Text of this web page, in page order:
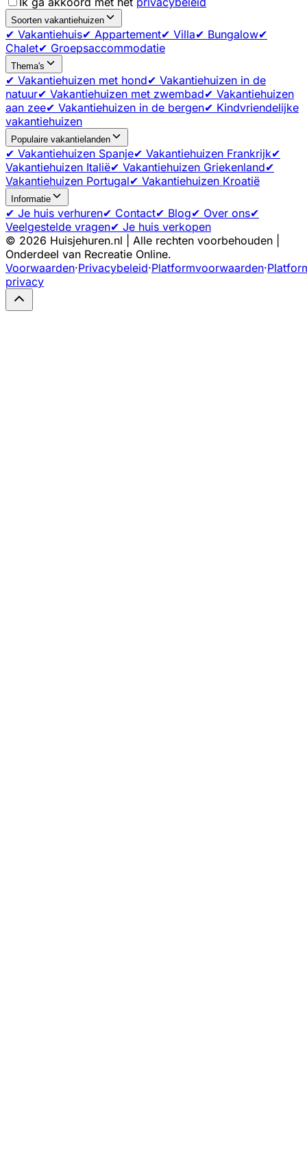
Soorten vakantiehuizen
✔ Vakantiehuis✔ Appartement✔ Villa✔ Bungalow✔
Chalet✔ Groepsaccommodatie
Thema's
✔ Vakantiehuizen met hond✔ Vakantiehuizen in de
natuur✔ Vakantiehuizen met zwembad✔ Vakantiehuizen
aan zee✔ Vakantiehuizen in de bergen✔ Kindvriendelijke
vakantiehuizen
Populaire vakantielanden
✔ Vakantiehuizen Spanje✔ Vakantiehuizen Frankrijk✔
Vakantiehuizen Italië✔ Vakantiehuizen Griekenland✔
Vakantiehuizen Portugal✔ Vakantiehuizen Kroatië
Informatie
✔ Je huis verhuren✔ Contact✔ Blog✔ Over ons✔
Veelgestelde vragen✔ Je huis verkopen
© 2026 Huisjehuren.nl | Alle rechten voorbehouden |
Onderdeel van Recreatie Online.
Voorwaarden·Privacybeleid·Platformvoorwaarden·
privacy